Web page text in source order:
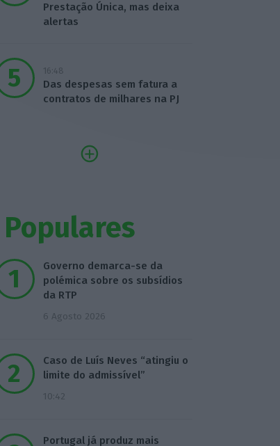
Prestação Única, mas deixa
alertas
16:48
Das despesas sem fatura a
contratos de milhares na PJ
Populares
Governo demarca-se da
polémica sobre os subsídios
da RTP
6 Agosto 2026
Caso de Luís Neves “atingiu o
limite do admissível”
10:42
Portugal já produz mais